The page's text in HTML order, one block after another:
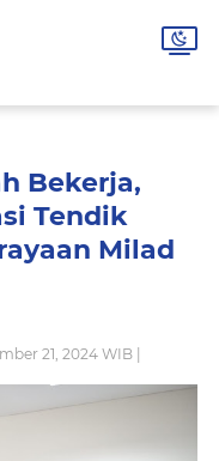
Bekerja,
Tendik
Milad
21, 2024 WIB |